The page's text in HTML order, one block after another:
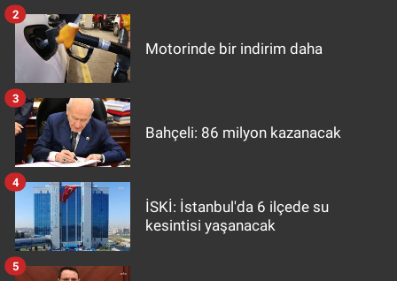
Motorinde bir indirim daha
2
Bahçeli: 86 milyon kazanacak
3
İSKİ: İstanbul'da 6 ilçede su
kesintisi yaşanacak
4
5